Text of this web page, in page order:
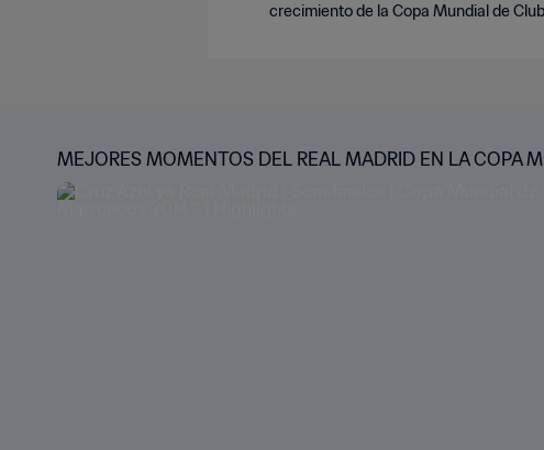
crecimiento de la Copa Mundial de
MEJORES MOMENTOS DEL REAL MADRID EN LA COPA